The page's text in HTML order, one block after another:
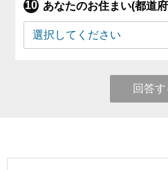
あなたのお住まい(都道
回答す